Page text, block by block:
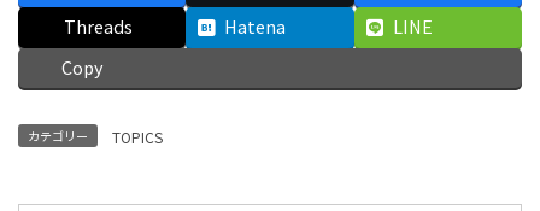
Threads
Hatena
LINE
Copy
カテゴリー TOPICS